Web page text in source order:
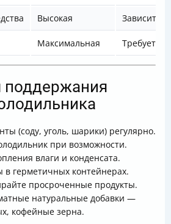
Высокая Зависит от
Максимальная Требует
поддержания
(соду, уголь, шарики) регулярно.
при возможности.
влаги и конденсата.
в герметичных контейнерах.
просроченные продукты.
натуральные добавки —
кофейные зерна.